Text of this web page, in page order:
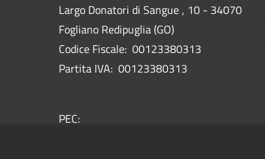
Largo Donatori di Sangue , 10 - 34070
Fogliano Redipuglia (GO)
Codice Fiscale: 00123380313
Partita IVA: 00123380313
PEC: